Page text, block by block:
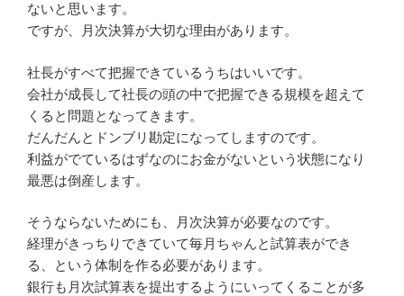
ないと思います。
ですが、月次決算が大切な理由があります。
社長がすべて把握できているうちはいいです。
会社が成長して社長の頭の中で把握できる規模を超えて
くると問題となってきます。
だんだんとドンブリ勘定になってしますのです。
利益がでているはずなのにお金がないという状態になり
最悪は倒産します。
そうならないためにも、月次決算が必要なのです。
経理がきっちりできていて毎月ちゃんと試算表ができ
る、という体制を作る必要があります。
銀行も月次試算表を提出するようにいってくることが多